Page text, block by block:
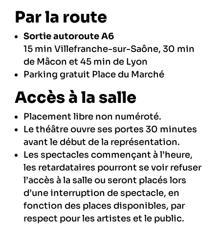
Par la route
Sortie autoroute A6
15 min Villefranche-sur-Saône, 30 min
de Mâcon et 45 min de Lyon
Parking gratuit Place du Marché
Accès à la salle
Placement libre non numéroté.
Le théâtre ouvre ses portes 30 minutes
avant le début de la représentation.
Les spectacles commençant à l’heure,
les retardataires pourront se voir refuser
l’accès à la salle ou seront placés lors
d’une interruption de spectacle, en
fonction des places disponibles, par
respect pour les artistes et le public.